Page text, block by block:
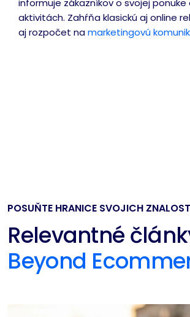
informuje zákazníkov o svojej ponuke
aktivitách. Zahŕňa klasickú aj online
aj rozpočet namarketingovú
POSUŇTE HRANICE SVOJICH
Relevantné
Beyond